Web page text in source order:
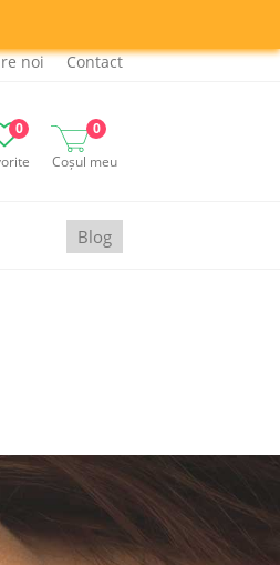
noi Contact
0
Coșul meu
0
Blog